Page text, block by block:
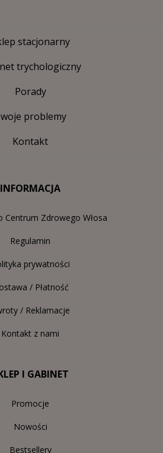
stacjonarny
trychologiczny
Porady
problemy
Kontakt
INFORMACJA
Centrum Zdrowego Włosa
Regulamin
prywatności
/ Płatność
/ Reklamacje
Kontakt z nami
I GABINET
Promocje
Nowości
Bestsellery